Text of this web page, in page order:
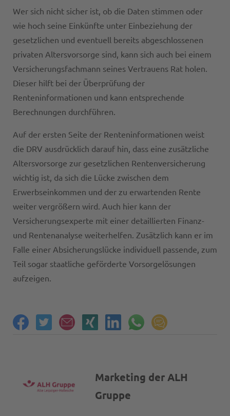
Wer sich nicht sicher ist, ob die Daten stimmen oder
wie hoch seine Einkünfte unter Einbeziehung der
gesetzlichen und eventuell bereits abgeschlossenen
privaten Altersvorsorge sind, kann sich auch bei einem
Versicherungsfachmann seines Vertrauens Rat holen.
Dieser hilft bei der Überprüfung der
Renteninformationen und kann entsprechende
Berechnungen durchführen.
Auf der ersten Seite der Renteninformationen weist
die DRV ausdrücklich darauf hin, dass eine zusätzliche
Altersvorsorge zur gesetzlichen Rentenversicherung
wichtig ist, da sich die Lücke zwischen dem
Erwerbseinkommen und der zu erwartenden Rente
weiter vergrößern wird. Auch hier kann der
Versicherungsexperte mit einer detaillierten Finanz-
und Rentenanalyse weiterhelfen. Zusätzlich kann er im
Falle einer Absicherungslücke individuell passende, zum
Teil sogar staatliche geförderte Vorsorgelösungen
aufzeigen.
Marketing der ALH
Gruppe